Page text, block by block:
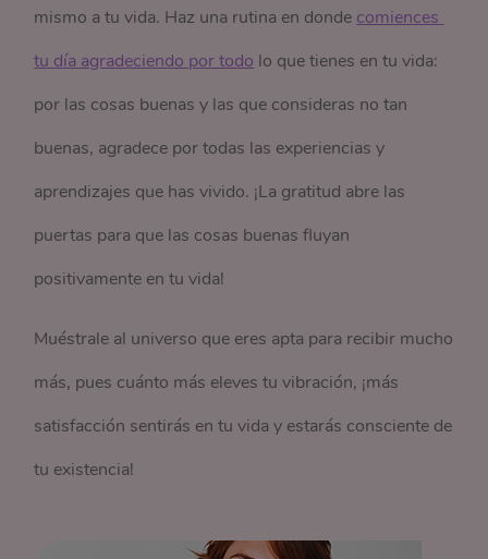
mismo a tu vida. Haz una rutina en donde comiences
tu día agradeciendo por todo lo que tienes en tu vida:
por las cosas buenas y las que consideras no tan
buenas, agradece por todas las experiencias y
aprendizajes que has vivido. ¡La gratitud abre las
puertas para que las cosas buenas fluyan
positivamente en tu vida!
Muéstrale al universo que eres apta para recibir mucho
más, pues cuánto más eleves tu vibración, ¡más
satisfacción sentirás en tu vida y estarás consciente de
tu existencia!